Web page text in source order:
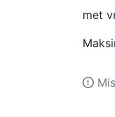
met